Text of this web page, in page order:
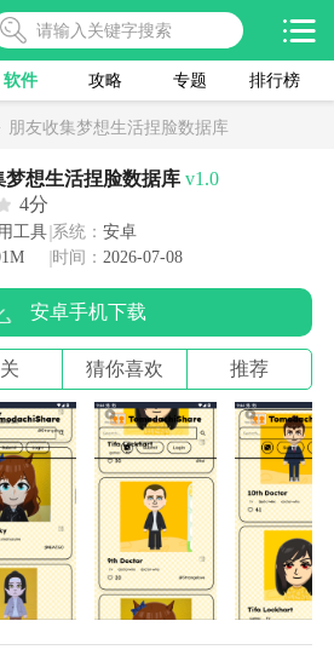
软件 攻略 专题 排行榜
朋友收集梦想生活捏脸数据库
梦想生活捏脸数据库 v1.0
4分
工具 系统： 安卓
时间： 2026-07-08
安卓手机下载
猜你喜欢 推荐